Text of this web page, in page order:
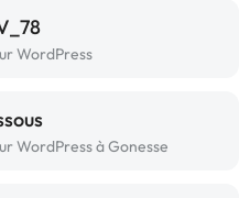
WordPress
WordPress à Gonesse